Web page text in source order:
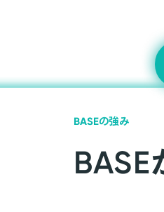
BASEの強み